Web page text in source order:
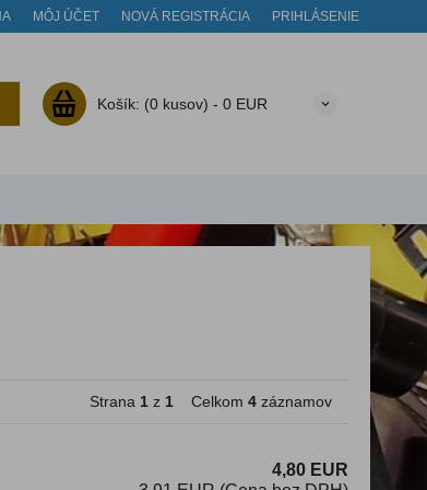
MÔJ ÚČET NOVÁ REGISTRÁCIA PRIHLÁSENIE
Košík: (0 kusov) - 0 EUR
Strana 1 z 1 Celkom 4 záznamov
4,80 EUR